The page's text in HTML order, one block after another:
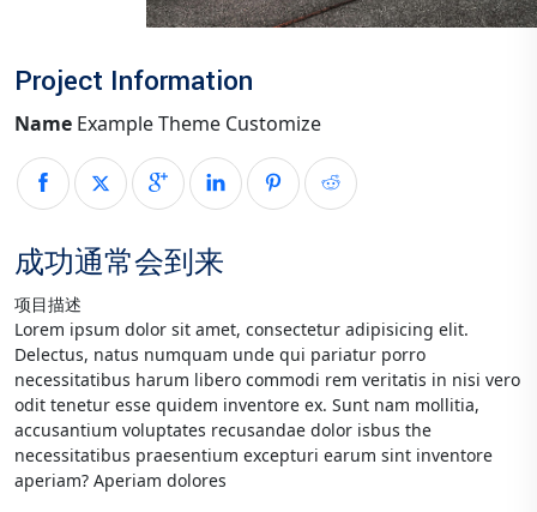
Project Information
Name Example Theme Customize
成功通常会到来
项目描述
Lorem ipsum dolor sit amet, consectetur adipisicing elit.
Delectus, natus numquam unde qui pariatur porro
necessitatibus harum libero commodi rem veritatis in nisi vero
odit tenetur esse quidem inventore ex. Sunt nam mollitia,
accusantium voluptates recusandae dolor isbus the
necessitatibus praesentium excepturi earum sint inventore
aperiam? Aperiam dolores